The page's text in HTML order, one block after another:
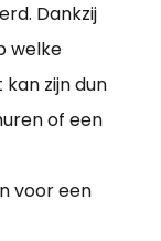
Dankzij
welke
zijn dun
of een
voor een